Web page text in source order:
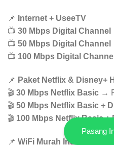
📌
Internet + UseeTV
📺 30 Mbps Digital Channel
📺 50 Mbps Digital Channel
📺 100 Mbps Digital Channel
📌 Paket Netflix & Disney+
🎬 30 Mbps Netflix Basic →
🎬 50 Mbps Netflix Basic +
🎬 100 Mbps Netflix Basic +
📌 WiFi Murah IndiHome –
Pasang